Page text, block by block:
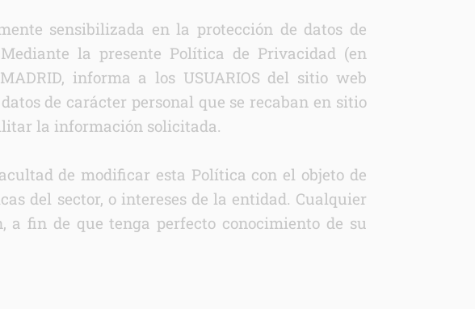
sensibilizada en la protección de datos de
la presente Política de Privacidad (en
informa a los USUARIOS del sitio web
de carácter personal que se recaban en sitio
la información solicitada.
de modificar esta Política con el objeto de
del sector, o intereses de la entidad. Cualquier
fin de que tenga perfecto conocimiento de su